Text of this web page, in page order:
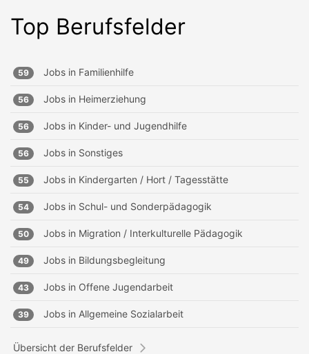
Top Berufsfelder
59 Jobs in Familienhilfe
56 Jobs in Heimerziehung
56 Jobs in Kinder- und Jugendhilfe
56 Jobs in Sonstiges
55 Jobs in Kindergarten / Hort / Tagesstätte
54 Jobs in Schul- und Sonderpädagogik
50 Jobs in Migration / Interkulturelle Pädagogik
49 Jobs in Bildungsbegleitung
43 Jobs in Offene Jugendarbeit
39 Jobs in Allgemeine Sozialarbeit
Übersicht der Berufsfelder